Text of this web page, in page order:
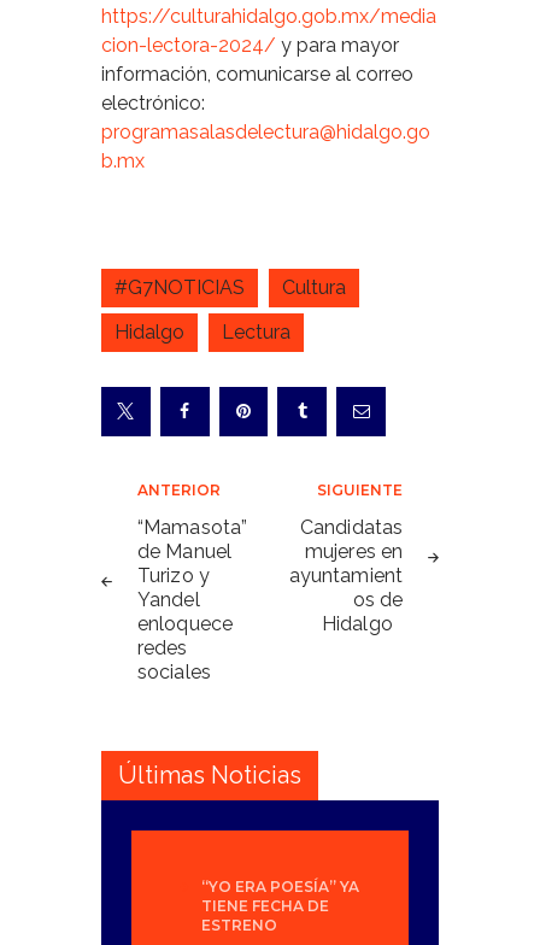
https://culturahidalgo.gob.mx/media
cion-lectora-2024/ y para mayor
información, comunicarse al correo
electrónico:
programasalasdelectura@hidalgo.go
b.mx
#G7NOTICIAS
Cultura
Hidalgo
Lectura
Navegación
de
entradas
ANTERIOR
“Mamasota”
de Manuel
Turizo y
Yandel
enloquece
redes
sociales
SIGUIENTE
Candidatas
mujeres en
ayuntamient
os de
Hidalgo
Últimas Noticias
“YO ERA POESÍA” YA
TIENE FECHA DE
ESTRENO